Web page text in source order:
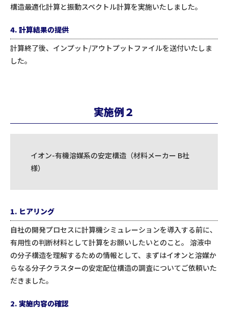
構造最適化計算と振動スペクトル計算を実施いたしました。
4. 計算結果の提供
計算終了後、インプット/アウトプットファイルを送付いたしま
した。
実施例２
イオン-有機溶媒系の安定構造（材料メーカー B社
様）
1. ヒアリング
自社の開発プロセスに計算機シミュレーションを導入する前に、
有用性の判断材料として計算をお願いしたいとのこと。 溶液中
の分子構造を理解するための情報として、まずはイオンと溶媒か
らなる分子クラスターの安定配位構造の調査についてご依頼いた
だきました。
2. 実施内容の確認